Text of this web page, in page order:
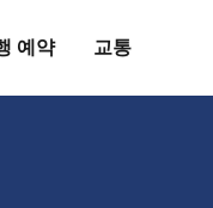
예약 교통